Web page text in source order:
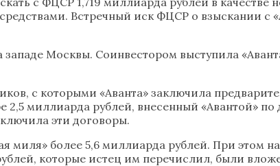
Встречный иск ФЦСР о взыскании с
Москвы. Соинвестором выступила
с которыми «Аванта» заключила
миллиарда рублей, внесенный «Авантой» по
эти договоры.
более 5,6 миллиарда рублей. При этом на
которые истец им перечислил, были